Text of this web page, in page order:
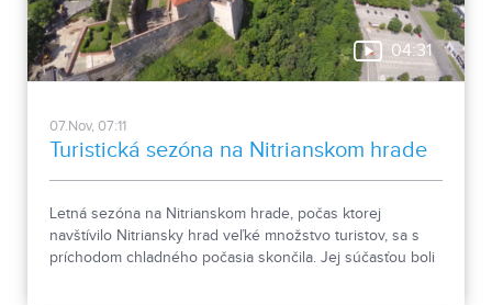
04:31
07.Nov, 07:11
Turistická sezóna na Nitrianskom hrade
Letná sezóna na Nitrianskom hrade, počas ktorej
navštívilo Nitriansky hrad veľké množstvo turistov, sa s
príchodom chladného počasia skončila. Jej súčasťou boli